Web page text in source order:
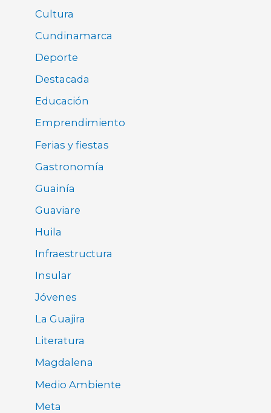
Cultura
Cundinamarca
Deporte
Destacada
Educación
Emprendimiento
Ferias y fiestas
Gastronomía
Guainía
Guaviare
Huila
Infraestructura
Insular
Jóvenes
La Guajira
Literatura
Magdalena
Medio Ambiente
Meta